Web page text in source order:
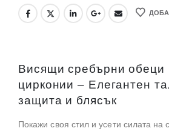
Висящи сребърни обеци
цирконии – Елегантен
защита и блясък
Покажи своя стил и усети силата на